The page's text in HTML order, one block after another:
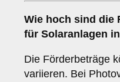
Wie hoch sind die
für Solaranlagen
Die Förderbeträge
variieren. Bei